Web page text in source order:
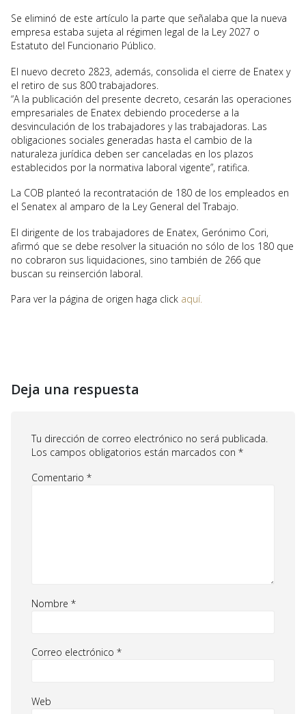
Se eliminó de este artículo la parte que señalaba que la nueva
empresa estaba sujeta al régimen legal de la Ley 2027 o
Estatuto del Funcionario Público.
El nuevo decreto 2823, además, consolida el cierre de Enatex y
el retiro de sus 800 trabajadores.
“A la publicación del presente decreto, cesarán las operaciones
empresariales de Enatex debiendo procederse a la
desvinculación de los trabajadores y las trabajadoras. Las
obligaciones sociales generadas hasta el cambio de la
naturaleza jurídica deben ser canceladas en los plazos
establecidos por la normativa laboral vigente”, ratifica.
La COB planteó la recontratación de 180 de los empleados en
el Senatex al amparo de la Ley General del Trabajo.
El dirigente de los trabajadores de Enatex, Gerónimo Cori,
afirmó que se debe resolver la situación no sólo de los 180 que
no cobraron sus liquidaciones, sino también de 266 que
buscan su reinserción laboral.
Para ver la página de origen haga click aquí.
Deja una respuesta
Tu dirección de correo electrónico no será publicada.
Los campos obligatorios están marcados con *
Comentario *
Nombre *
Correo electrónico *
Web